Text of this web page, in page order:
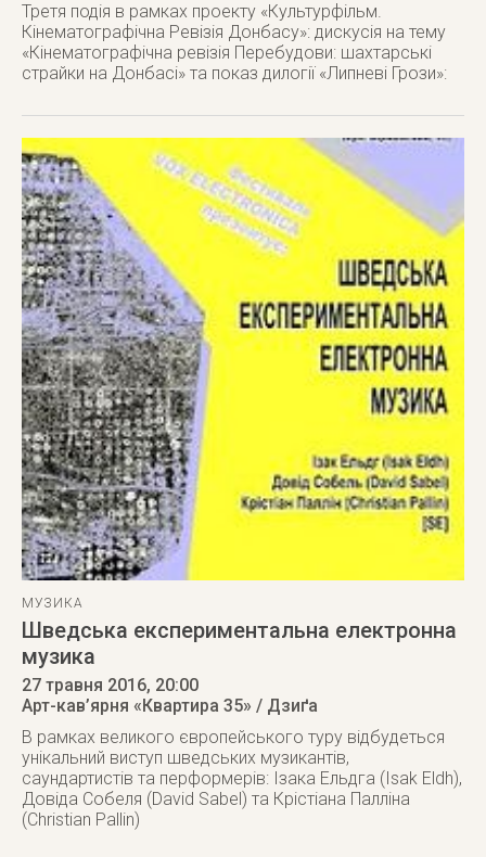
Третя подія в рамках проекту «Культурфільм.
Кінематографічна Ревізія Донбасу»: дискусія на тему
«Кінематографічна ревізія Перебудови: шахтарські
страйки на Донбасі» та показ дилогії «Липневі Грози»:
МУЗИКА
Шведська експериментальна електронна
музика
27 травня 2016, 20:00
Арт-кав’ярня «Квартира 35» / Дзиґа
В рамках великого європейського туру відбудеться
унікальний виступ шведських музикантів,
саундартистів та перформерів: Ізака Ельдга (Isak Eldh),
Довіда Собеля (David Sabel) та Крістіана Палліна
(Christian Pallin)